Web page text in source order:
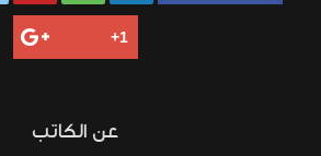
عن الكاتب